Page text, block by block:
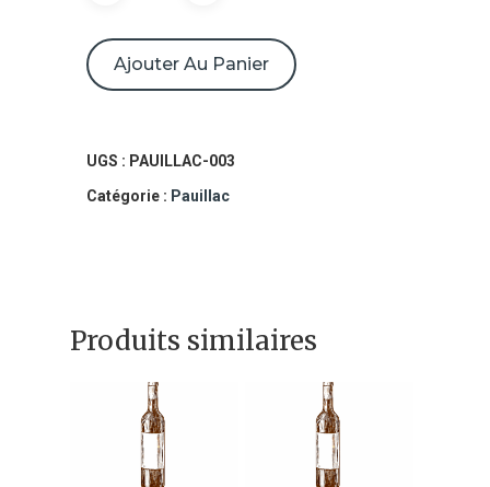
de
Carruades
Lafite
Rothschild
Ajouter Au Panier
UGS : PAUILLAC-003
Catégorie : Pauillac
Produits similaires